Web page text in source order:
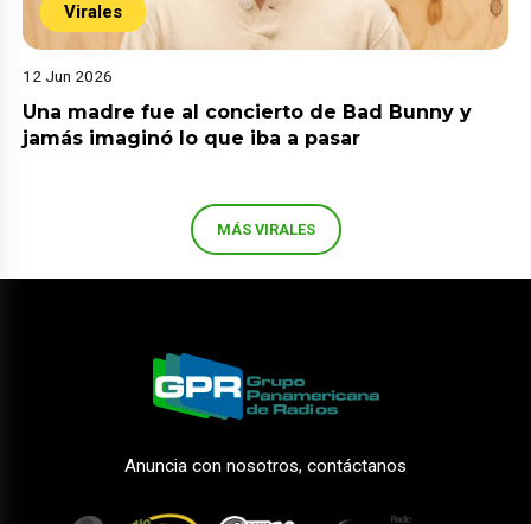
Virales
12 Jun 2026
Una madre fue al concierto de Bad Bunny y
jamás imaginó lo que iba a pasar
MÁS VIRALES
Anuncia con nosotros, contáctanos